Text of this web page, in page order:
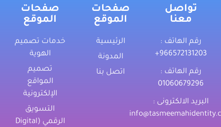
تواصل
معنا
رقم الهاتف :
‎+966572131203
رقم الهاتف :
01060679296
البريد الالكترونى :
صفحات
الموقع
الرئيسية
المدونة
اتصل بنا
صفحات
الموقع
خدمات تصميم
الهوية
تصميم
المواقع
الإلكترونية
التسويق
الرقمي (Digital